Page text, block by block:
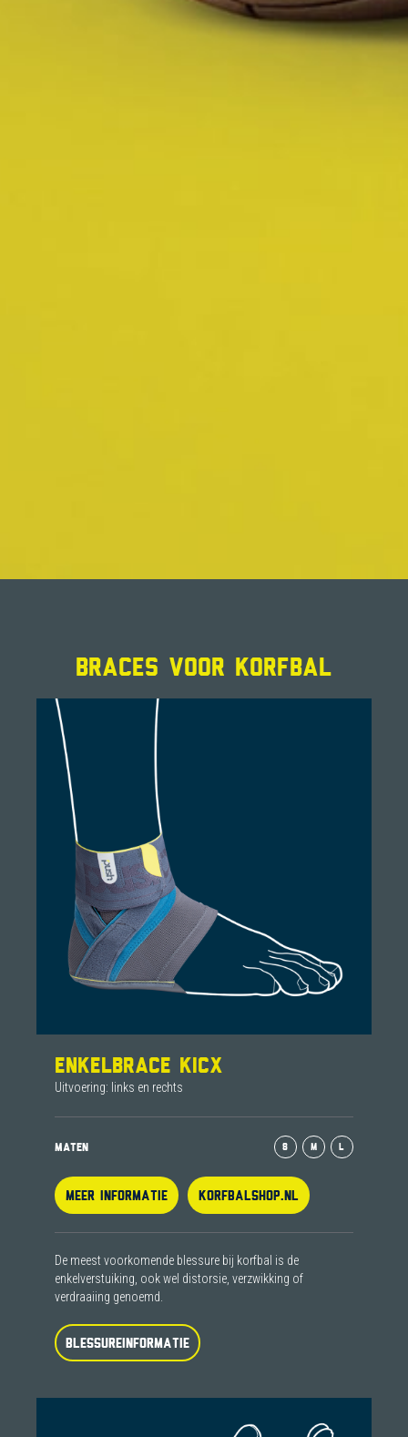
BRACES VOOR KORFBAL
ENKELBRACE KICX
Uitvoering: links en rechts
MATEN S M L
MEER INFORMATIE KORFBALSHOP.NL
De meest voorkomende blessure bij korfbal is de
enkelverstuiking, ook wel distorsie, verzwikking of
verdraaiing genoemd.
BLESSUREINFORMATIE